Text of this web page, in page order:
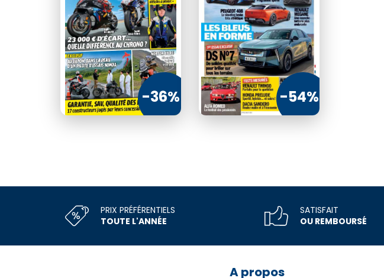
-36%
dont 1 N° spécial
€50
72€88
COMMANDER
-54%
PRIX PRÉFÉRENTIELS
TOUTE L'ANNÉE
SATISFAIT
OU REMBOURSÉ
A propos